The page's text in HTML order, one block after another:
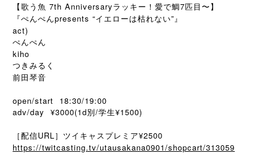
【歌う魚 7th Anniversaryラッキー！愛で鯛7匹目〜】
『ぺんぺんpresents “イエローは枯れない”』
act)
ぺんぺん
kiho
つきみるく
前田琴音
open/start 18:30/19:00
adv/day ¥3000(1d別/学生¥1500)
［配信URL］ツイキャスプレミア¥2500
https://twitcasting.tv/utausakana0901/shopcart/313059